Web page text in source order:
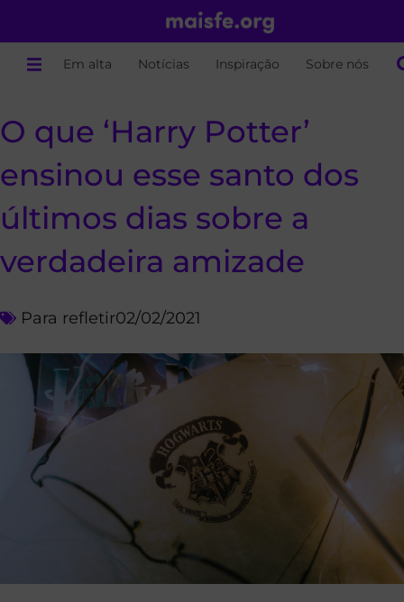
Em alta Notícias Inspiração Sobre nós
O que ‘Harry Potter’
ensinou esse santo dos
últimos dias sobre a
verdadeira amizade
Para refletir02/02/2021